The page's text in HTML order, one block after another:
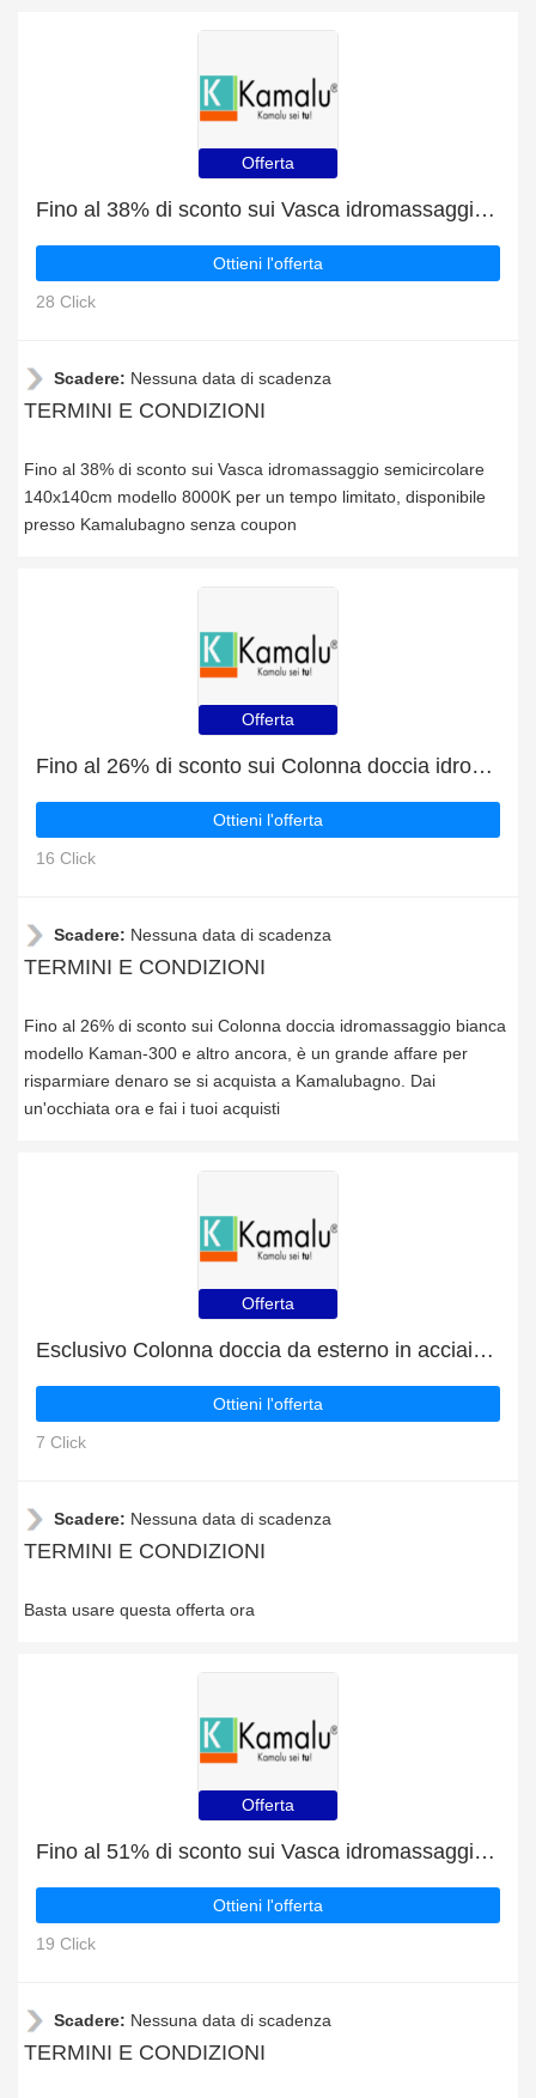
Offerta
Fino al 38% di sconto sui Vasca idromassaggio semicircolare 140x140cm modello 8000K per un tempo limitato
Ottieni l'offerta
28 Click
Scadere: Nessuna data di scadenza
TERMINI E CONDIZIONI
Fino al 38% di sconto sui Vasca idromassaggio semicircolare
140x140cm modello 8000K per un tempo limitato, disponibile
presso Kamalubagno senza coupon
Offerta
Fino al 26% di sconto sui Colonna doccia idromassaggio bianca modello Kaman-300 e altro ancora
Ottieni l'offerta
16 Click
Scadere: Nessuna data di scadenza
TERMINI E CONDIZIONI
Fino al 26% di sconto sui Colonna doccia idromassaggio bianca
modello Kaman-300 e altro ancora, è un grande affare per
risparmiare denaro se si acquista a Kamalubagno. Dai
un'occhiata ora e fai i tuoi acquisti
Offerta
Esclusivo Colonna doccia da esterno in acciaio freestanding S-9000 7% di sconto
Ottieni l'offerta
7 Click
Scadere: Nessuna data di scadenza
TERMINI E CONDIZIONI
Basta usare questa offerta ora
Offerta
Fino al 51% di sconto sui Vasca idromassaggio semicircolare 150x150cm modello 9000K, sconto enorme, compra ora!
Ottieni l'offerta
19 Click
Scadere: Nessuna data di scadenza
TERMINI E CONDIZIONI